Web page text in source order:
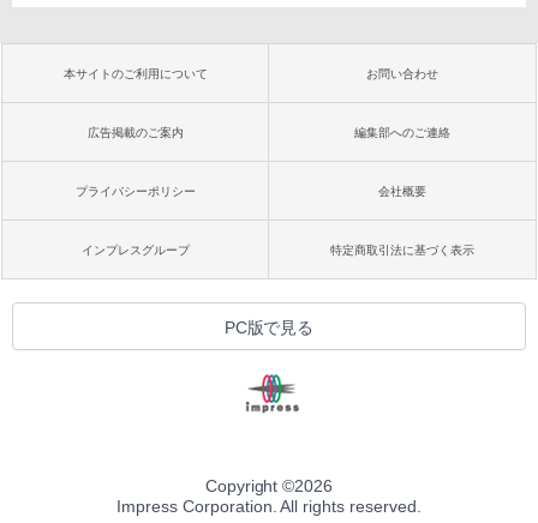
本サイトのご利用について お問い合わせ
広告掲載のご案内 編集部へのご連絡
プライバシーポリシー 会社概要
インプレスグループ 特定商取引法に基づく表示
PC版で見る
Copyright ©2026
Impress Corporation. All rights reserved.